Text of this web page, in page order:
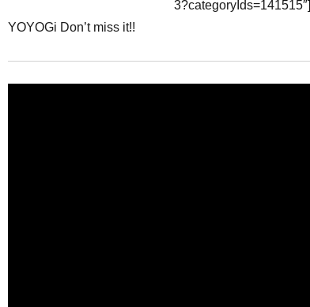
3?categoryIds=141515″]
YOYOGi Don’t miss it!!